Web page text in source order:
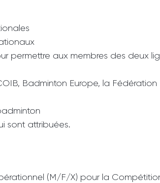
permettre aux membres des deux
Badminton Europe, la
sont attribuées.
(M/F/X) pour la